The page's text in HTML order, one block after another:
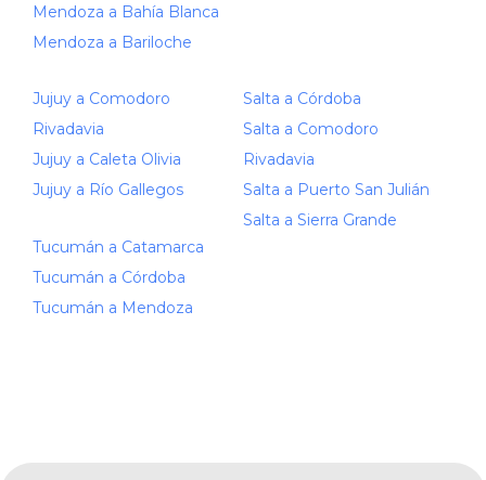
Mendoza a Bahía Blanca
Mendoza a Bariloche
Jujuy a Comodoro
Rivadavia
Jujuy a Caleta Olivia
Jujuy a Río Gallegos
Tucumán a Catamarca
Tucumán a Córdoba
Tucumán a Mendoza
Salta a Córdoba
Salta a Comodoro
Rivadavia
Salta a Puerto San Julián
Salta a Sierra Grande